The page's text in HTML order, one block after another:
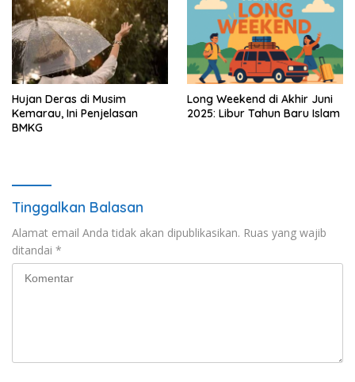
Hujan Deras di Musim
Kemarau, Ini Penjelasan
BMKG
Long Weekend di Akhir Juni
2025: Libur Tahun Baru Islam
Tinggalkan Balasan
Alamat email Anda tidak akan dipublikasikan. Ruas yang wajib
ditandai *